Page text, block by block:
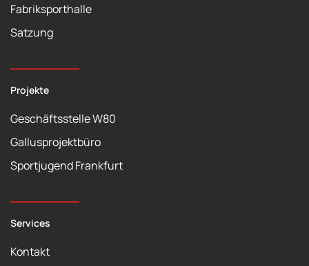
Fabriksporthalle
Satzung
Projekte
Geschäftsstelle W80
Gallusprojektbüro
Sportjugend Frankfurt
Services
Kontakt